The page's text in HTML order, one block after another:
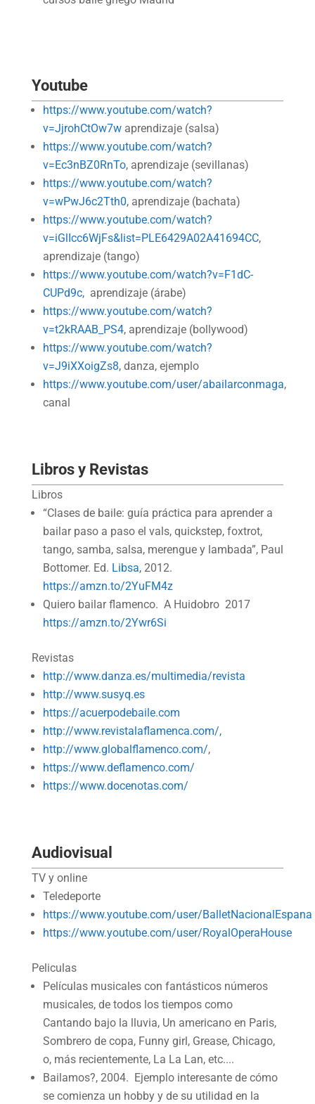
Youtube
https://www.youtube.com/watch?
v=JjrohCtOw7waprendizaje (salsa)
https://www.youtube.com/watch?
v=Ec3nBZ0RnTo, aprendizaje (sevillanas)
https://www.youtube.com/watch?
v=wPwJ6c2Tth0, aprendizaje (bachata)
https://www.youtube.com/watch?
v=iGlIcc6WjFs&list=PLE6429A02A41694CC,
aprendizaje (tango)
https://www.youtube.com/watch?v=F1dC-
CUPd9c, aprendizaje (árabe)
https://www.youtube.com/watch?
v=t2kRAAB_PS4, aprendizaje (bollywood)
https://www.youtube.com/watch?
v=J9iXXoigZs8, danza, ejemplo
https://www.youtube.com/user/abailarconmaga,
canal
Libros y Revistas
Libros
“Clases de baile: guía práctica para aprender a
bailar paso a paso el vals, quickstep, foxtrot,
tango, samba, salsa, merengue y lambada”, Paul
Bottomer. Ed. Libsa, 2012.
https://amzn.to/2YuFM4z
Quiero bailar flamenco. A Huidobro 2017
https://amzn.to/2Ywr6Si
Revistas
http://www.danza.es/multimedia/revista
http://www.susyq.es
https://acuerpodebaile.com
http://www.revistalaflamenca.com/,
http://www.globalflamenco.com/,
https://www.deflamenco.com/
https://www.docenotas.com/
Audiovisual
TV y online
Teledeporte
https://www.youtube.com/user/BalletNacionalEspana
https://www.youtube.com/user/RoyalOperaHouse
Peliculas
Películas musicales con fantásticos números
musicales, de todos los tiempos como
Cantando bajo la lluvia, Un americano en Paris,
Sombrero de copa, Funny girl, Grease, Chicago,
o, más recientemente, La La Lan, etc....
Bailamos?, 2004. Ejemplo interesante de cómo
se comienza un hobby y de su utilidad en la